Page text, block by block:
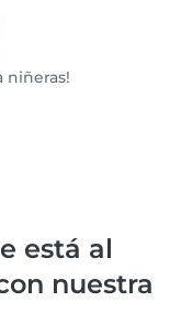
niñeras!
está al
nuestra